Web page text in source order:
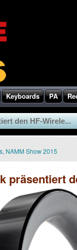
Keyboards PA
den HF-Wirele...
, NAMM Show 2015
präsentiert